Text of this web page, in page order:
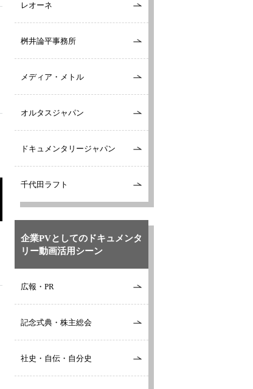
レオーネ
桝井論平事務所
メディア・メトル
オルタスジャパン
ドキュメンタリージャパン
千代田ラフト
企業PVとしてのドキュメンタ
リー動画活用シーン
広報・PR
記念式典・株主総会
社史・自伝・自分史